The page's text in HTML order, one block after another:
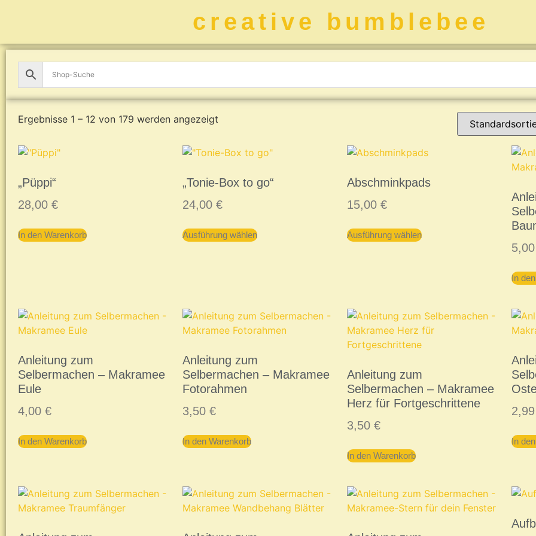
creative bumblebee
Ergebnisse 1 – 12 von 179 werden angezeigt
„Püppi“
28,00 €
In den Warenkorb
„Tonie-Box to go“
24,00 €
Ausführung wählen
Abschminkpads
15,00 €
Ausführung wählen
5,00
In
Anleitung zum
Selbermachen – Makramee
Eule
4,00 €
In den Warenkorb
Anleitung zum
Selbermachen – Makramee
Fotorahmen
3,50 €
In den Warenkorb
Anleitung zum
Selbermachen – Makramee
Herz für Fortgeschrittene
3,50 €
In den Warenkorb
2,99
In